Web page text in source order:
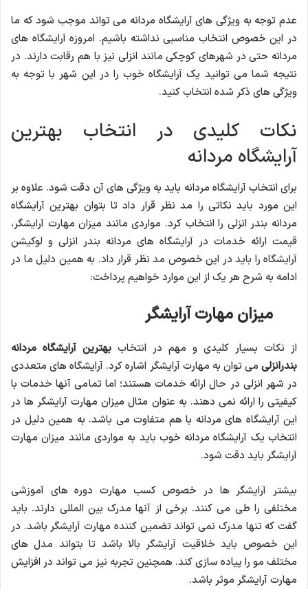
عدم توجه به ویژگی های آرایشگاه مردانه می تواند موجب شود که ما
در این خصوص انتخاب مناسبی نداشته باشیم. امروزه آرایشگاه های
مردانه حتی در شهرهای کوچکی مانند انزلی نیز با هم رقابت دارند. در
نتیجه شما می توانید یک آرایشگاه خوب را در این شهر با توجه به
ویژگی های ذکر شده انتخاب کنید.
نکات کلیدی در انتخاب بهترین
آرایشگاه مردانه
برای انتخاب آرایشگاه مردانه باید به ویژگی های آن دقت شود. علاوه بر
این مورد باید نکاتی را مد نظر قرار داد تا بتوان بهترین آرایشگاه
مردانه بندر انزلی را انتخاب کرد. مواردی مانند میزان مهارت آرایشگر،
قیمت ارائه خدمات در آرایشگاه های مردانه بندر انزلی و لوکیشن
آرایشگاه را باید در این خصوص مد نظر قرار داد. به همین دلیل ما در
ادامه به شرح هر یک از این موارد خواهیم پرداخت:
میزان مهارت آرایشگر
از نکات بسیار کلیدی و مهم در انتخاب بهترین آرایشگاه مردانه
بندرانزلی می توان به مهارت آرایشگر اشاره کرد. آرایشگاه های متعددی
در شهر انزلی در حال ارائه خدمات هستند؛ اما تمامی آنها خدمات با
کیفیتی را ارائه نمی دهند. به عنوان مثال میزان مهارت آرایشگر ها در
این آرایشگاه های مردانه با هم متفاوت می باشد. به همین دلیل در
انتخاب یک آرایشگاه مردانه خوب باید به مواردی مانند میزان مهارت
آرایشگر باید دقت شود.
بیشتر آرایشگر ها در خصوص کسب مهارت دوره های آموزشی
مختلفی را طی می کنند. برخی از آنها مدرک بین المللی دارند. باید
گفت که تنها مدرک نمی تواند تضمین کننده مهارت آرایشگر باشد. در
این خصوص باید خلاقیت آرایشگر بالا باشد تا بتواند مدل های
مختلف مو را پیاده سازی کند. همچنین تجربه نیز می تواند در افزایش
مهارت آرایشگر موثر باشد.